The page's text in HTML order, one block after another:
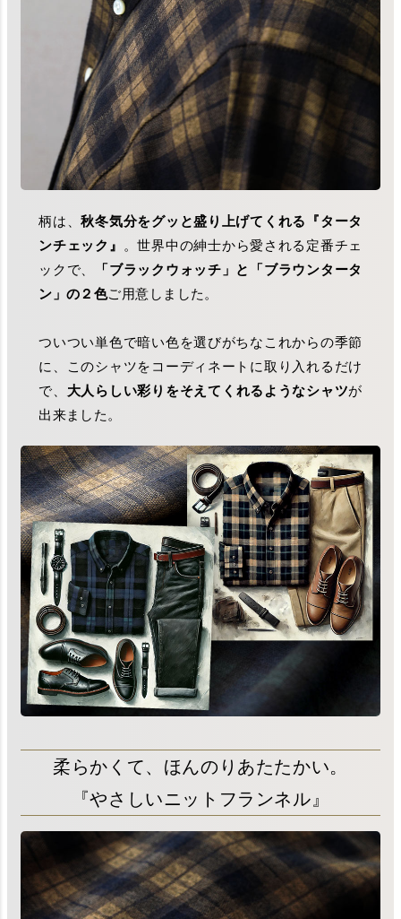
柄は、秋冬気分をグッと盛り上げてくれる『タータ
ンチェック』
。世界中の紳士から愛される定番チェ
ックで、
「ブラックウォッチ」と「ブラウンタータ
ン」の２色ご用意しました。
ついつい単色で暗い色を選びがちなこれからの季節
に、このシャツをコーディネートに取り入れるだけ
で、 大人らしい彩りをそえてくれるようなシャツが
出来ました。
柔らかくて、ほんのりあたたかい。
『やさしいニットフランネル』